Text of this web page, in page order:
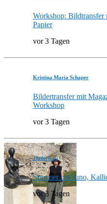
Workshop: Bildtransfer
Papier
vor 3 Tagen
Kristina Maria Schaper
Bildertransfer mit
Workshop
vor 3 Tagen
3hefecit.eu
Sommer mit Juno,
vor 3 Tagen